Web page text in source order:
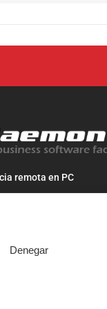
Denegar
remota en PC